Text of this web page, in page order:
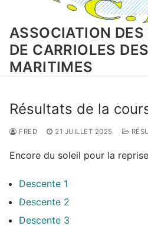
ASSOCIATION DES
DE CARRIOLES
MARITIMES
Rechercher :
Résultats de la
FRED 21 JUILLET 2025
Encore du soleil pour la
Descente 1
Descente 2
Descente 3